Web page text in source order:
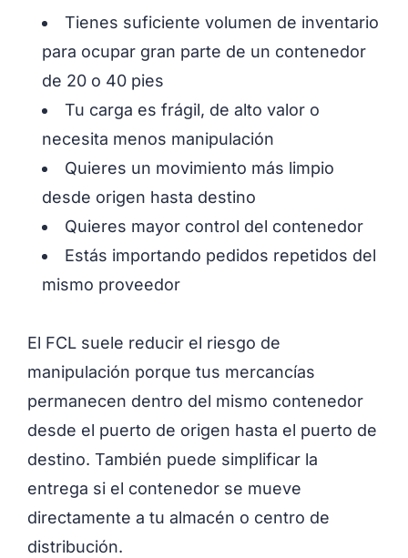
Tienes suficiente volumen de inventario
para ocupar gran parte de un contenedor
de 20 o 40 pies
Tu carga es frágil, de alto valor o
necesita menos manipulación
Quieres un movimiento más limpio
desde origen hasta destino
Quieres mayor control del contenedor
Estás importando pedidos repetidos del
mismo proveedor
El FCL suele reducir el riesgo de
manipulación porque tus mercancías
permanecen dentro del mismo contenedor
desde el puerto de origen hasta el puerto de
destino. También puede simplificar la
entrega si el contenedor se mueve
directamente a tu almacén o centro de
distribución.